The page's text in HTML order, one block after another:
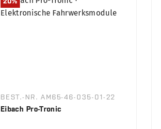
BEST.-NR. AM65-46-035-01-22
Eibach Pro-Tronic